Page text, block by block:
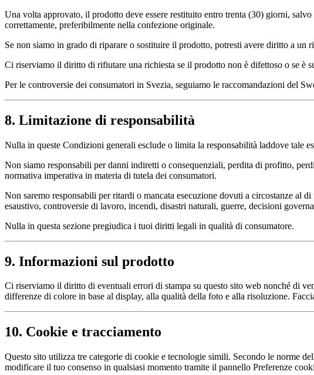
Una volta approvato, il prodotto deve essere restituito entro trenta (30) giorni,
correttamente, preferibilmente nella confezione originale.
Se non siamo in grado di riparare o sostituire il prodotto, potresti avere diritto a
Ci riserviamo il diritto di rifiutare una richiesta se il prodotto non è difettoso o se è
Per le controversie dei consumatori in Svezia, seguiamo le raccomandazioni del
8. Limitazione di responsabilità
Nulla in queste Condizioni generali esclude o limita la responsabilità laddove tale
Non siamo responsabili per danni indiretti o consequenziali, perdita di profitto,
normativa imperativa in materia di tutela dei consumatori.
Non saremo responsabili per ritardi o mancata esecuzione dovuti a circostanze al
esaustivo, controversie di lavoro, incendi, disastri naturali, guerre, decisioni
Nulla in questa sezione pregiudica i tuoi diritti legali in qualità di consumatore.
9. Informazioni sul prodotto
Ci riserviamo il diritto di eventuali errori di stampa su questo sito web nonché di
differenze di colore in base al display, alla qualità della foto e alla risoluzione.
10. Cookie e tracciamento
Questo sito utilizza tre categorie di cookie e tecnologie simili. Secondo le norme
modificare il tuo consenso in qualsiasi momento tramite il pannello Preferenze